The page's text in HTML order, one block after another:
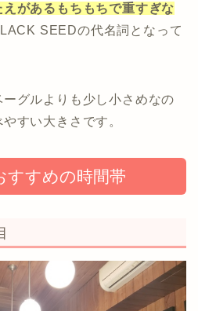
があるもちもちで重すぎな
SEEDの代名詞となって
グルよりも少し小さめなの
すい大きさです。
すすめの時間帯